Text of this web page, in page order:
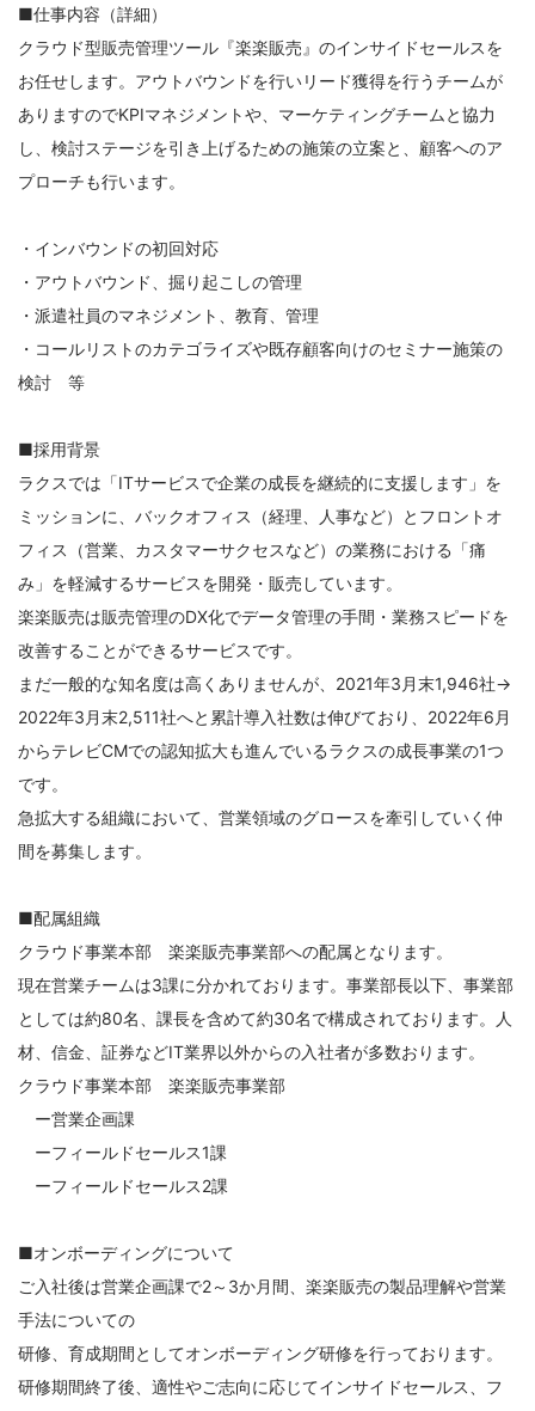
■仕事内容（詳細）
クラウド型販売管理ツール『楽楽販売』のインサイドセールスを
お任せします。アウトバウンドを行いリード獲得を行うチームが
ありますのでKPIマネジメントや、マーケティングチームと協力
し、検討ステージを引き上げるための施策の立案と、顧客へのア
プローチも行います。
・インバウンドの初回対応
・アウトバウンド、掘り起こしの管理
・派遣社員のマネジメント、教育、管理
・コールリストのカテゴライズや既存顧客向けのセミナー施策の
検討 等
■採用背景
ラクスでは「ITサービスで企業の成長を継続的に支援します」を
ミッションに、バックオフィス（経理、人事など）とフロントオ
フィス（営業、カスタマーサクセスなど）の業務における「痛
み」を軽減するサービスを開発・販売しています。
楽楽販売は販売管理のDX化でデータ管理の手間・業務スピードを
改善することができるサービスです。
まだ一般的な知名度は高くありませんが、2021年3月末1,946社→
2022年3月末2,511社へと累計導入社数は伸びており、2022年6月
からテレビCMでの認知拡大も進んでいるラクスの成長事業の1つ
です。
急拡大する組織において、営業領域のグロースを牽引していく仲
間を募集します。
■配属組織
クラウド事業本部 楽楽販売事業部への配属となります。
現在営業チームは3課に分かれております。事業部長以下、事業部
としては約80名、課長を含めて約30名で構成されております。人
材、信金、証券などIT業界以外からの入社者が多数おります。
クラウド事業本部 楽楽販売事業部
ー営業企画課
ーフィールドセールス1課
ーフィールドセールス2課
■オンボーディングについて
ご入社後は営業企画課で2～3か月間、楽楽販売の製品理解や営業
手法についての
研修、育成期間としてオンボーディング研修を行っております。
研修期間終了後、適性やご志向に応じてインサイドセールス、フ